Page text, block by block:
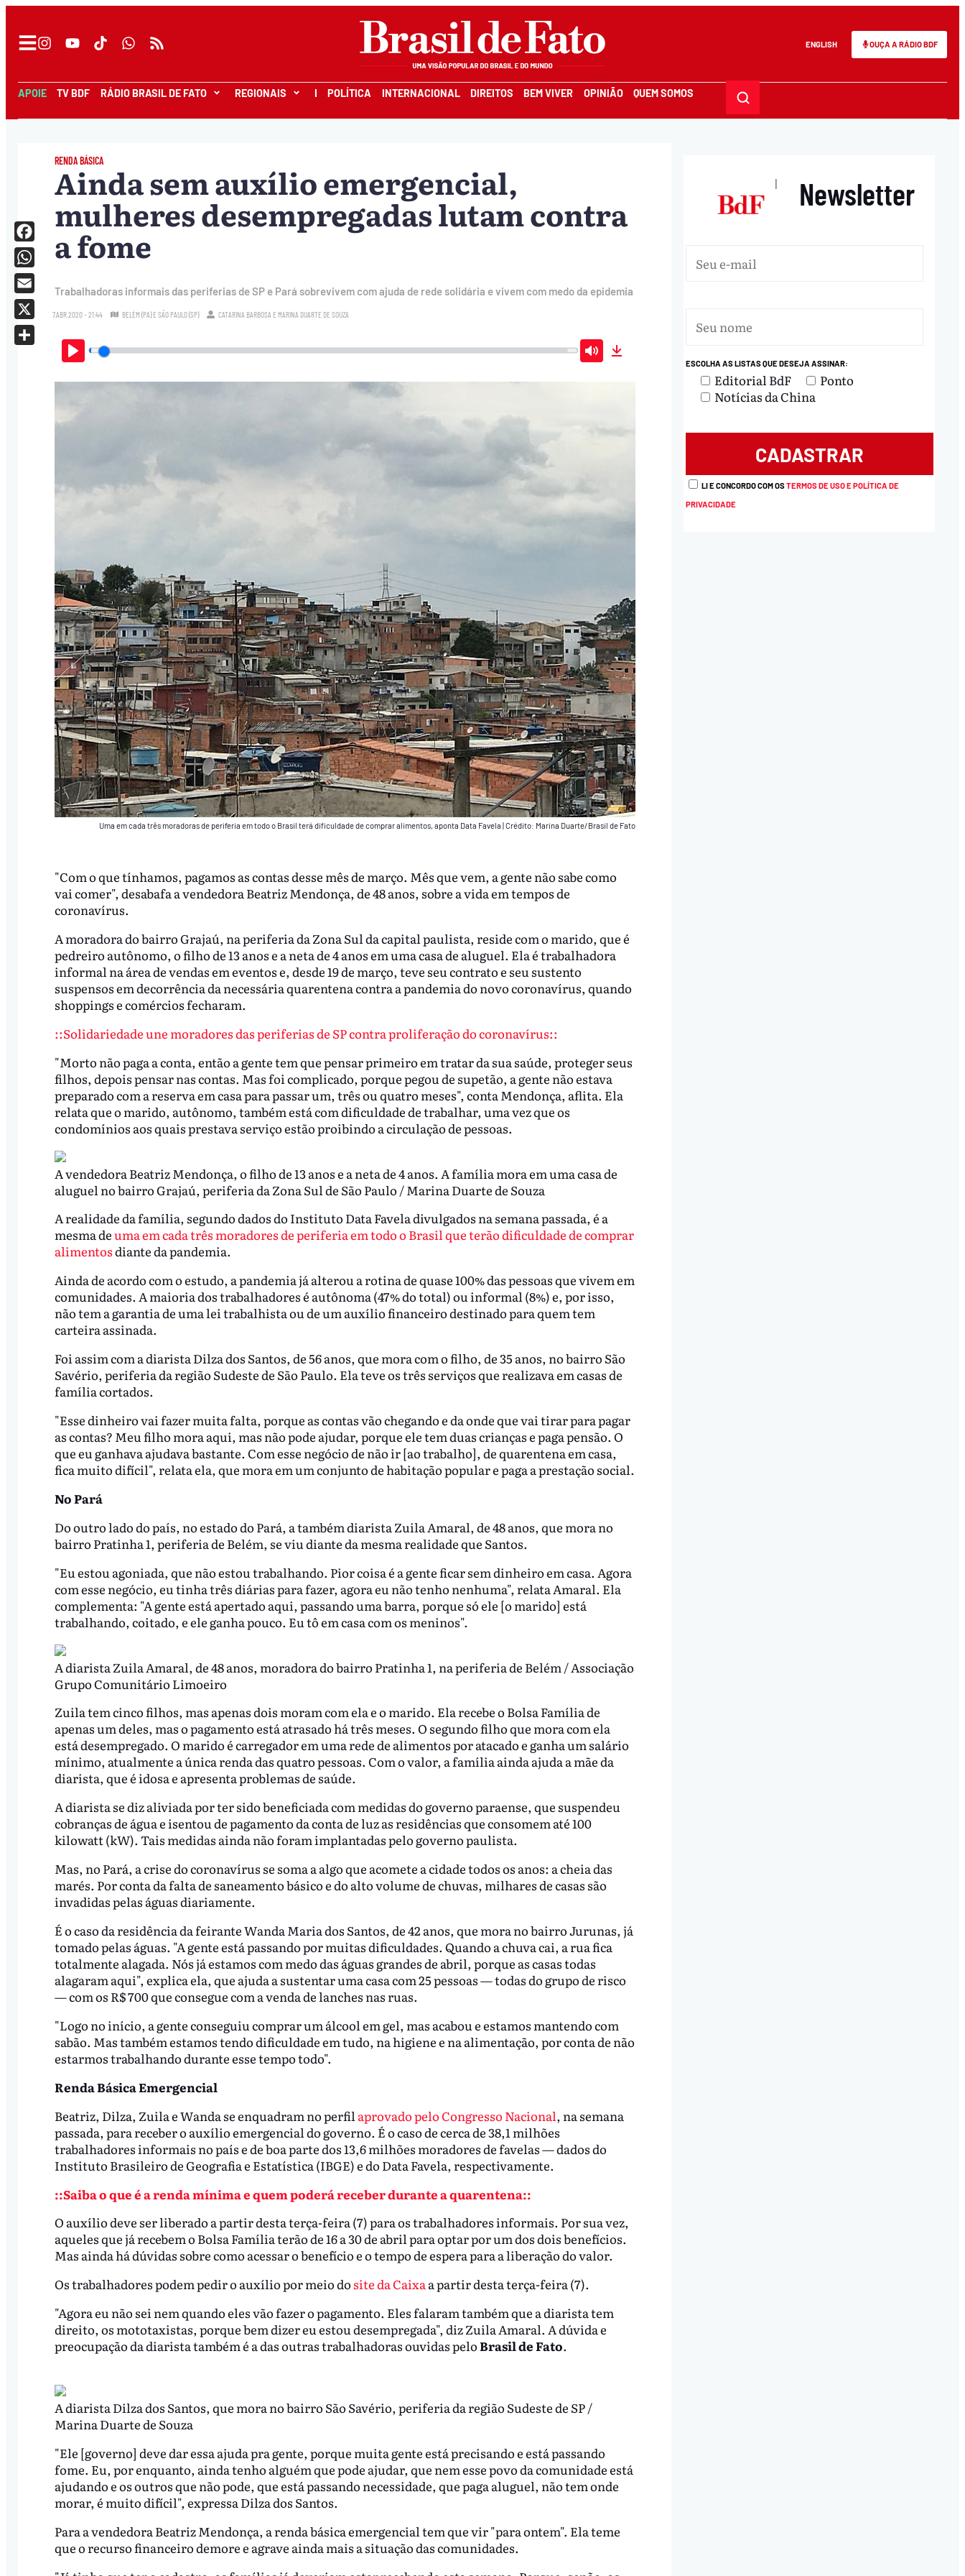
ENGLISH OUÇA A RÁDIO BDF
APOIE TV BDF RÁDIO BRASIL DE FATO REGIONAIS I POLÍTICA INTERNACIONAL DIREITOS BEM VIVER OPINIÃO QUEM SOMOS
RENDA BÁSICA
Ainda sem auxílio emergencial,
mulheres desempregadas lutam contra
a fome
Trabalhadoras informais das periferias de SP e Pará sobrevivem com ajuda de rede solidária e vivem com medo da epidemia
7.ABR.2020 - 21:44 BELÉM (PA) E SÃO PAULO (SP) CATARINA BARBOSA E MARINA DUARTE DE SOUZA
Play Mute
Uma em cada três moradoras de periferia em todo o Brasil terá dificuldade de comprar alimentos, aponta Data Favela Crédito: Marina Duarte/Brasil de Fato
"Com o que tínhamos, pagamos as contas desse mês de março. Mês que vem, a gente não sabe como
vai comer", desabafa a vendedora Beatriz Mendonça, de 48 anos, sobre a vida em tempos de
coronavírus.
A moradora do bairro Grajaú, na periferia da Zona Sul da capital paulista, reside com o marido, que é
pedreiro autônomo, o filho de 13 anos e a neta de 4 anos em uma casa de aluguel. Ela é trabalhadora
informal na área de vendas em eventos e, desde 19 de março, teve seu contrato e seu sustento
suspensos em decorrência da necessária quarentena contra a pandemia do novo coronavírus, quando
shoppings e comércios fecharam.
::Solidariedade une moradores das periferias de SP contra proliferação do coronavírus::
"Morto não paga a conta, então a gente tem que pensar primeiro em tratar da sua saúde, proteger seus
filhos, depois pensar nas contas. Mas foi complicado, porque pegou de supetão, a gente não estava
preparado com a reserva em casa para passar um, três ou quatro meses", conta Mendonça, aflita. Ela
relata que o marido, autônomo, também está com dificuldade de trabalhar, uma vez que os
condomínios aos quais prestava serviço estão proibindo a circulação de pessoas.
A vendedora Beatriz Mendonça, o filho de 13 anos e a neta de 4 anos. A família mora em uma casa de
aluguel no bairro Grajaú, periferia da Zona Sul de São Paulo / Marina Duarte de Souza
A realidade da família, segundo dados do Instituto Data Favela divulgados na semana passada, é a
mesma deuma em cada três moradores de periferia em todo o Brasil que terão dificuldade de comprar
alimentosdiante da pandemia.
Ainda de acordo com o estudo, a pandemia já alterou a rotina de quase 100% das pessoas que vivem em
comunidades. A maioria dos trabalhadores é autônoma (47% do total) ou informal (8%) e, por isso,
não tem a garantia de uma lei trabalhista ou de um auxílio financeiro destinado para quem tem
carteira assinada.
Foi assim com a diarista Dilza dos Santos, de 56 anos, que mora com o filho, de 35 anos, no bairro São
Savério, periferia da região Sudeste de São Paulo. Ela teve os três serviços que realizava em casas de
família cortados.
"Esse dinheiro vai fazer muita falta, porque as contas vão chegando e da onde que vai tirar para pagar
as contas? Meu filho mora aqui, mas não pode ajudar, porque ele tem duas crianças e paga pensão. O
que eu ganhava ajudava bastante. Com esse negócio de não ir [ao trabalho], de quarentena em casa,
fica muito difícil", relata ela, que mora em um conjunto de habitação popular e paga a prestação social.
No Pará
Do outro lado do país, no estado do Pará, a também diarista Zuila Amaral, de 48 anos, que mora no
bairro Pratinha 1, periferia de Belém, se viu diante da mesma realidade que Santos.
"Eu estou agoniada, que não estou trabalhando. Pior coisa é a gente ficar sem dinheiro em casa. Agora
com esse negócio, eu tinha três diárias para fazer, agora eu não tenho nenhuma", relata Amaral. Ela
complementa: "A gente está apertado aqui, passando uma barra, porque só ele [o marido] está
trabalhando, coitado, e ele ganha pouco. Eu tô em casa com os meninos".
A diarista Zuila Amaral, de 48 anos, moradora do bairro Pratinha 1, na periferia de Belém / Associação
Grupo Comunitário Limoeiro
Zuila tem cinco filhos, mas apenas dois moram com ela e o marido. Ela recebe o Bolsa Família de
apenas um deles, mas o pagamento está atrasado há três meses. O segundo filho que mora com ela
está desempregado. O marido é carregador em uma rede de alimentos por atacado e ganha um salário
mínimo, atualmente a única renda das quatro pessoas. Com o valor, a família ainda ajuda a mãe da
diarista, que é idosa e apresenta problemas de saúde.
A diarista se diz aliviada por ter sido beneficiada com medidas do governo paraense, que suspendeu
cobranças de água e isentou de pagamento da conta de luz as residências que consomem até 100
kilowatt (kW). Tais medidas ainda não foram implantadas pelo governo paulista.
Mas, no Pará, a crise do coronavírus se soma a algo que acomete a cidade todos os anos: a cheia das
marés. Por conta da falta de saneamento básico e do alto volume de chuvas, milhares de casas são
invadidas pelas águas diariamente.
É o caso da residência da feirante Wanda Maria dos Santos, de 42 anos, que mora no bairro Jurunas, já
tomado pelas águas. "A gente está passando por muitas dificuldades. Quando a chuva cai, a rua fica
totalmente alagada. Nós já estamos com medo das águas grandes de abril, porque as casas todas
alagaram aqui", explica ela, que ajuda a sustentar uma casa com 25 pessoas — todas do grupo de risco
— com os R$ 700 que consegue com a venda de lanches nas ruas.
"Logo no início, a gente conseguiu comprar um álcool em gel, mas acabou e estamos mantendo com
sabão. Mas também estamos tendo dificuldade em tudo, na higiene e na alimentação, por conta de não
estarmos trabalhando durante esse tempo todo".
Renda Básica Emergencial
Beatriz, Dilza, Zuila e Wanda se enquadram no perfil aprovado pelo Congresso Nacional, na semana
passada, para receber o auxílio emergencial do governo. É o caso de cerca de 38,1 milhões
trabalhadores informais no país e de boa parte dos 13,6 milhões moradores de favelas — dados do
Instituto Brasileiro de Geografia e Estatística (IBGE) e do Data Favela, respectivamente.
::Saiba o que é a renda mínima e quem poderá receber durante a quarentena::
O auxílio deve ser liberado a partir desta terça-feira (7) para os trabalhadores informais. Por sua vez,
aqueles que já recebem o Bolsa Família terão de 16 a 30 de abril para optar por um dos dois benefícios.
Mas ainda há dúvidas sobre como acessar o benefício e o tempo de espera para a liberação do valor.
Os trabalhadores podem pedir o auxílio por meio do site da Caixaa partir desta terça-feira (7).
"Agora eu não sei nem quando eles vão fazer o pagamento. Eles falaram também que a diarista tem
direito, os mototaxistas, porque bem dizer eu estou desempregada", diz Zuila Amaral. A dúvida e
preocupação da diarista também é a das outras trabalhadoras ouvidas peloBrasil de Fato.
A diarista Dilza dos Santos, que mora no bairro São Savério, periferia da região Sudeste de SP /
Marina Duarte de Souza
"Ele [governo] deve dar essa ajuda pra gente, porque muita gente está precisando e está passando
fome. Eu, por enquanto, ainda tenho alguém que pode ajudar, que nem esse povo da comunidade está
ajudando e os outros que não pode, que está passando necessidade, que paga aluguel, não tem onde
morar, é muito difícil", expressa Dilza dos Santos.
Para a vendedora Beatriz Mendonça, a renda básica emergencial tem que vir "para ontem". Ela teme
que o recurso financeiro demore e agrave ainda mais a situação das comunidades.
Facebook
WhatsApp
Email
X
| Newsletter
ESCOLHA AS LISTAS QUE DESEJA ASSINAR:
Editorial BdF
Ponto
Notícias da China
LI E CONCORDO COM OSTERMOS DE USO E POLÍTICA DE
PRIVACIDADE